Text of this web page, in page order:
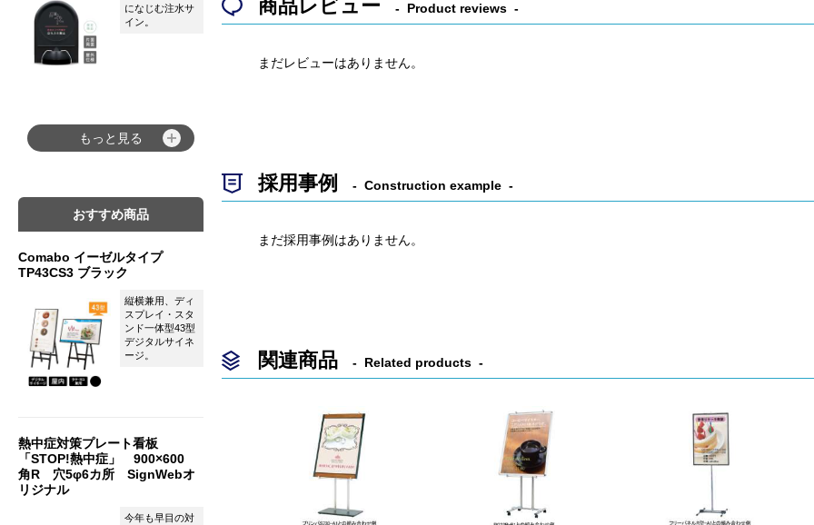
商品レビュー Product reviews
まだレビューはありません。
採用事例 Construction example
まだ採用事例はありません。
関連商品 Related products
になじむ注水サ
イン。
もっと見る
おすすめ商品
Comabo イーゼルタイプ
TP43CS3 ブラック
縦横兼用、ディ
スプレイ・スタ
ンド一体型43型
デジタルサイネ
ージ。
熱中症対策プレート看板
「STOP!熱中症」 900×600
角R 穴5φ6カ所 SignWebオ
リジナル
今年も早目の対